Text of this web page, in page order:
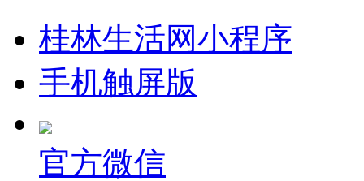
桂林生活网小程序
手机触屏版
官方微信